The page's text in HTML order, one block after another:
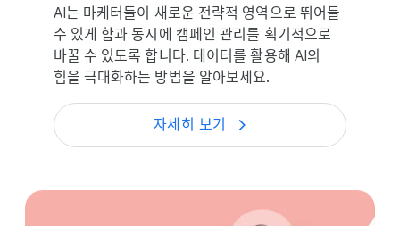
AI는 마케터들이 새로운 전략적 영역으로 뛰어들
수 있게 함과 동시에 캠페인 관리를 획기적으로
바꿀 수 있도록 합니다. 데이터를 활용해 AI의
힘을 극대화하는 방법을 알아보세요.
자세히 보기